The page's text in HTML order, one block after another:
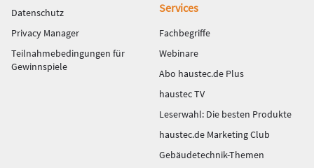
Datenschutz
Privacy Manager
Teilnahmebedingungen für
Gewinnspiele
Services
Fachbegriffe
Webinare
Abo haustec.de Plus
haustec TV
Leserwahl: Die besten Produkte
haustec.de Marketing Club
Gebäudetechnik-Themen